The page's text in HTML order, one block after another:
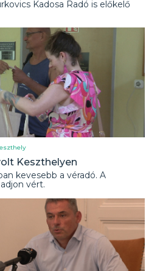
Kadosa Radó is előkelő
Keszthelyen
kevesebb a véradó. A
vért.